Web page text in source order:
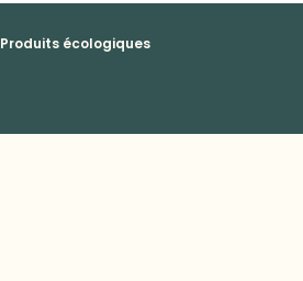
Produits écologiques